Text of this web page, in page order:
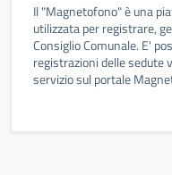
Il "Magnetofono" è una
utilizzata per registrare,
Consiglio Comunale. E'
registrazioni delle sedute
servizio sul portale